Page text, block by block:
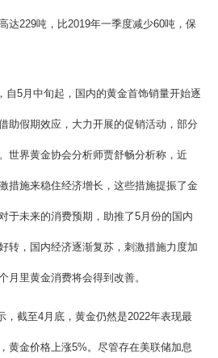
达229吨，比2019年一季度减少60吨，保
自5月中旬起，国内的黄金首饰销量开始逐
助假期效应，大力开展的促销活动，部分
世界黄金协会分析师贾舒畅分析称，近
措施来稳住经济增长，这些措施提振了金
于未来的消费预期，助推了5月份的国内
转，国内经济逐渐复苏，刺激措施力度加
月里黄金消费将会得到改善。
，截至4月底，黄金仍然是2022年表现最
黄金价格上涨5%。尽管存在美联储加息